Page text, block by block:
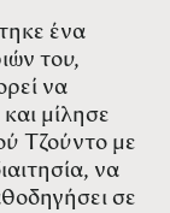
ένα
του,
να
μίλησε
Τζούντο με
να
σε